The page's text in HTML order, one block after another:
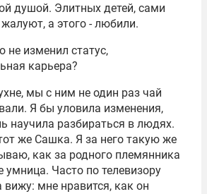
душой. Элитных детей, сами
жалуют, а этого - любили.
не изменил статус,
карьера?
мы с ним не один раз чай
Я бы уловила изменения,
научила разбираться в людях.
же Сашка. Я за него такую же
как за родного племянника
умница. Часто по телевизору
мне нравится, как он